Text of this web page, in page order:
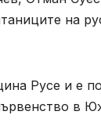
на
Русе и е
в